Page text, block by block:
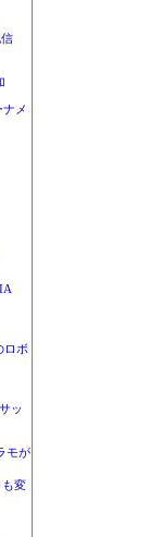
メ
ロボ
ッ
モが
も変